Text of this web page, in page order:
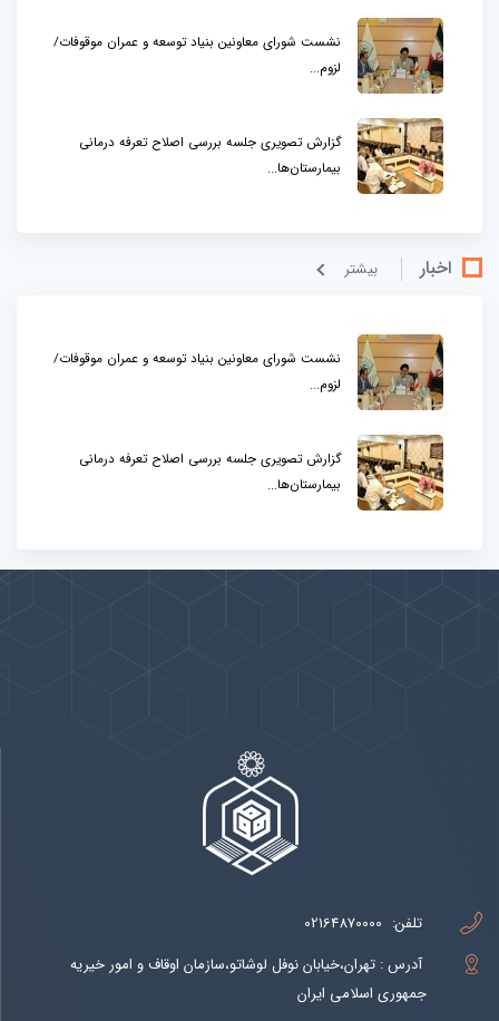
نشست شورای معاونین بنیاد توسعه و عمران موقوفات/
لزوم...
گزارش تصویری جلسه بررسی اصلاح تعرفه درمانی
بیمارستان‌ها...
اخبار بيشتر
نشست شورای معاونین بنیاد توسعه و عمران موقوفات/
لزوم...
گزارش تصویری جلسه بررسی اصلاح تعرفه درمانی
بیمارستان‌ها...
تلفن: 02164870000
آدرس : تهران،خیابان نوفل لوشاتو،سازمان اوقاف و امور خیریه
جمهوری اسلامی ایران